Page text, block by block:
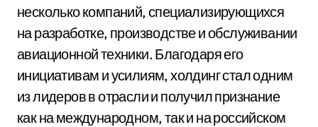
несколько компаний, специализирующихся
на разработке, производстве и обслуживании
авиационной техники. Благодаря его
инициативам и усилиям, холдинг стал одним
из лидеров в отрасли и получил признание
как на международном, так и на российском